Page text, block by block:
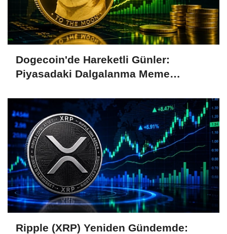
Dogecoin'de Hareketli Günler:
Piyasadaki Dalgalanma Meme
Ripple (XRP) Yeniden Gündemde: